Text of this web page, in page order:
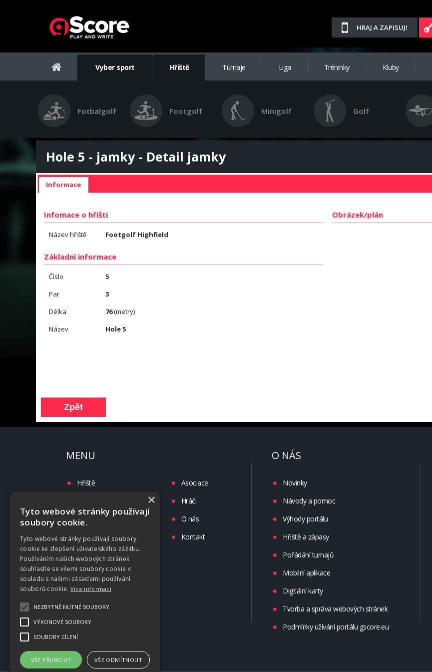
HRAJ A ZAPISUJ!
Vyber sport Hřiště Turnaje Liga Tréninky Kluby
Fotbalgolf Footgolf Minigolf Golf
Hole 5 - jamky - Detail jamky
Informace
Infomace o hřišti
Název hřiště Footgolf Highfield
Základní informace
Číslo
5
Par
3
Délka
76(metry)
Název
Hole 5
Obrázek/plán
MENU
Hřiště
Liga
Tréninky
Kluby
Asociace
Hráči
O nás
Kontakt
O NÁS
Novinky
Návody a pomoc
Výhody portálu
Hřiště a zápasy
Pořádání turnajů
Mobilní aplikace
Digitální karty
Tvorba a správa webových stránek
Podmínky užívání portálu gscore.eu
×
Tyto webové stránky používají
soubory cookie.
Tyto webové stránky používají soubory
cookie ke zlepšení uživatelského zážitku.
Používáním našich webových stránek
souhlasíte se všemi soubory cookie v
souladu s našimi zásadami používání
souborů cookie. Více informací
NEZBYTNĚ NUTNÉ SOUBORY
VÝKONOVÉ SOUBORY
SOUBORY CÍLENÍ
VŠE PŘIJMOUT VŠE ODMÍTNOUT